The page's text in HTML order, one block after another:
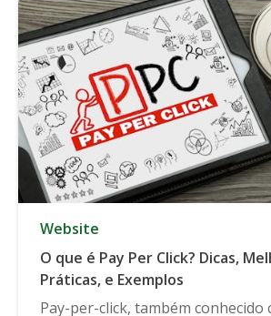
Website
O que é Pay Per Click? Dicas,
Práticas, e Exemplos
Pay-per-click, também conhecido